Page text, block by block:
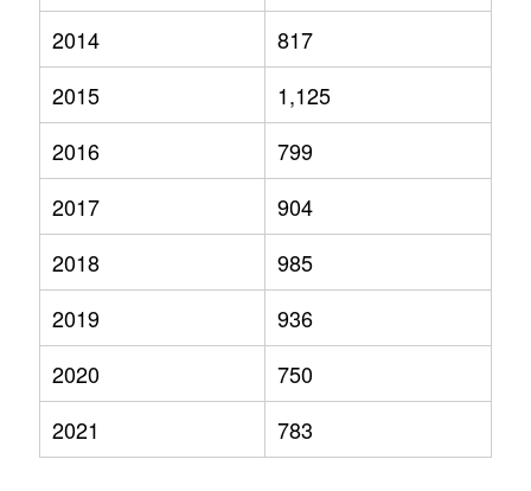
2014
817
2015
1,125
2016
799
2017
904
2018
985
2019
936
2020
750
2021
783